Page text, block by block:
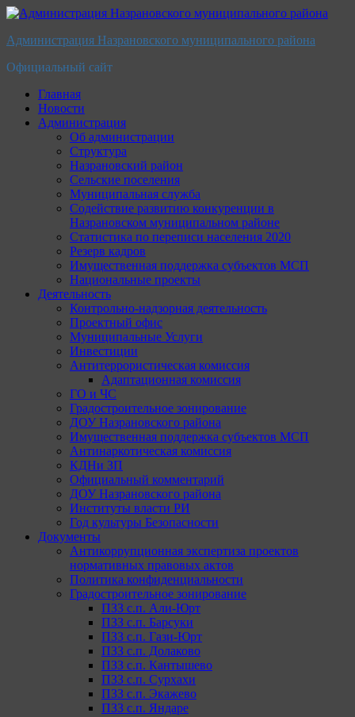
Перейти
содержимому
Администрация Назрановского муниципального района
Официальный сайт
Главная
Новости
Администрация
Об администрации
Структура
Назрановский район
Сельские поселения
Муниципальная служба
Содействие развитию конкуренции в
Назрановском муниципальном районе
Статистика по переписи населения 2020
Резерв кадров
Имущественная поддержка субъектов МСП
Национальные проекты
Деятельность
Контрольно-надзорная деятельность
Проектный офис
Муниципальные Услуги
Инвестиции
Антитеррористическая комиссия
Адаптационная комиссия
ГО и ЧС
Градостроительное зонирование
ДОУ Назрановского района
Имущественная поддержка субъектов МСП
Антинаркотическая комиссия
КДНи ЗП
Официальный комментарий
ДОУ Назрановского района
Институты власти РИ
Год культуры Безопасности
Документы
Антикоррупционная экспертиза проектов
нормативных правовых актов
Политика конфиденциальности
Градостроительное зонирование
ПЗЗ с.п. Али-Юрт
ПЗЗ с.п. Барсуки
ПЗЗ с.п. Гази-Юрт
ПЗЗ с.п. Долаково
ПЗЗ с.п. Кантышево
ПЗЗ с.п. Сурхахи
ПЗЗ с.п. Экажево
ПЗЗ с.п. Яндаре